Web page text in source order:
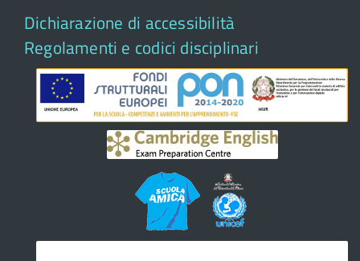
Dichiarazione di accessibilità
Regolamenti e codici disciplinari